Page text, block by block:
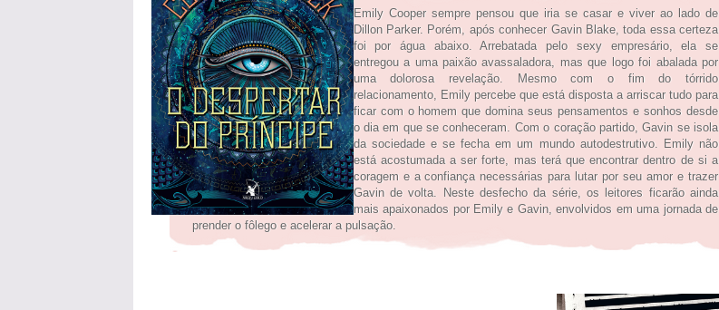
Emily Cooper sempre pensou que iria se casar e viver ao lado de
Dillon Parker. Porém, após conhecer Gavin Blake, toda essa certeza
foi por água abaixo. Arrebatada pelo sexy empresário, ela se
entregou a uma paixão avassaladora, mas que logo foi abalada por
uma dolorosa revelação. Mesmo com o fim do tórrido
relacionamento, Emily percebe que está disposta a arriscar tudo para
ficar com o homem que domina seus pensamentos e sonhos desde
o dia em que se conheceram. Com o coração partido, Gavin se isola
da sociedade e se fecha em um mundo autodestrutivo. Emily não
está acostumada a ser forte, mas terá que encontrar dentro de si a
coragem e a confiança necessárias para lutar por seu amor e trazer
Gavin de volta. Neste desfecho da série, os leitores ficarão ainda
mais apaixonados por Emily e Gavin, envolvidos em uma jornada de
prender o fôlego e acelerar a pulsação.